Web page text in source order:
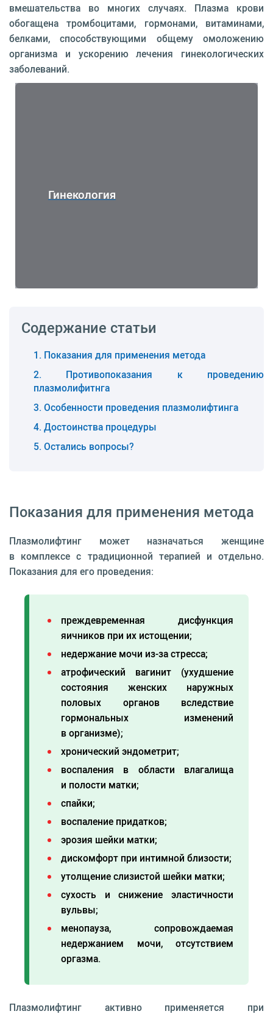
вмешательства во многих случаях. Плазма крови
обогащена тромбоцитами, гормонами, витаминами,
белками, способствующими общему омоложению
организма и ускорению лечения гинекологических
заболеваний.
Гинекология
Содержание статьи
Показания для применения метода
Противопоказания к проведению
плазмолифитнга
Особенности проведения плазмолифтинга
Достоинства процедуры
Остались вопросы?
Показания для применения метода
Плазмолифтинг может назначаться женщине
в комплексе с традиционной терапией и отдельно.
Показания для его проведения:
преждевременная дисфункция
яичников при их истощении;
недержание мочи из-за стресса;
атрофический вагинит (ухудшение
состояния женских наружных
половых органов вследствие
гормональных изменений
в организме);
хронический эндометрит;
воспаления в области влагалища
и полости матки;
спайки;
воспаление придатков;
эрозия шейки матки;
дискомфорт при интимной близости;
утолщение слизистой шейки матки;
сухость и снижение эластичности
вульвы;
менопауза, сопровождаемая
недержанием мочи, отсутствием
оргазма.
Плазмолифтинг активно применяется при